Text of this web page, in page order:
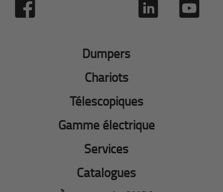
Dumpers
Chariots
Télescopiques
Gamme électrique
Services
Catalogues